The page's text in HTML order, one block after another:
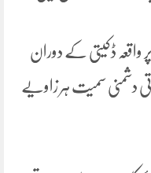
پر واقعہ ڈکیتی کے دوران
دشمنی سمیت ہر زاویے